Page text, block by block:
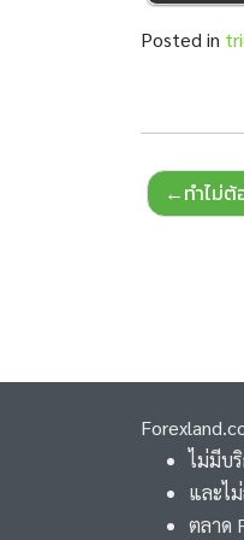
Posted in
Postทำไม่ต้
ไม่มีบ
และไ
ตลาด